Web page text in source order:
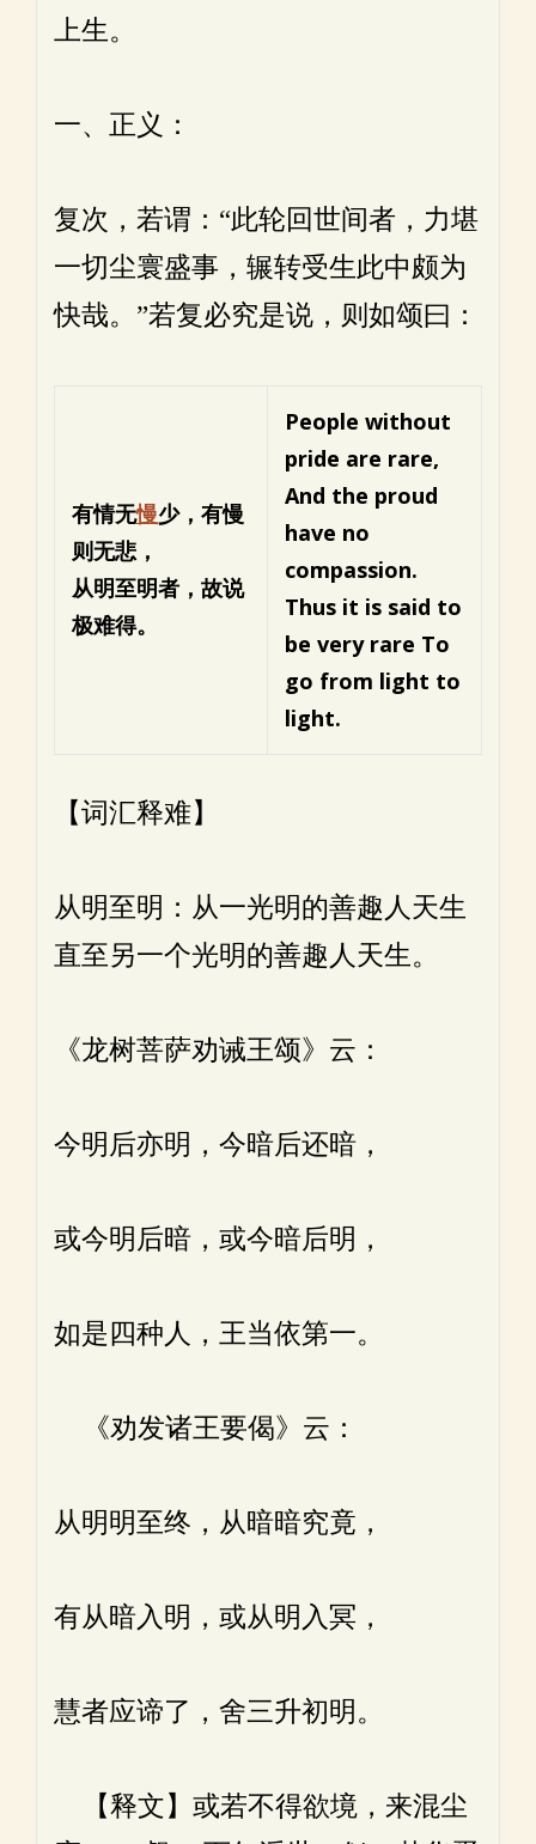
上生。
一、正义：
复次，若谓：“此轮回世间者，力堪
一切尘寰盛事，辗转受生此中颇为
快哉。”若复必究是说，则如颂曰：
有情无慢少，有慢
则无悲，
从明至明者，故说
极难得。
People without
pride are rare,
And the proud
have no
compassion.
Thus it is said to
be very rare To
go from light to
light.
【词汇释难】
从明至明：从一光明的善趣人天生
直至另一个光明的善趣人天生。
《龙树菩萨劝诫王颂》云：
今明后亦明，今暗后还暗，
或今明后暗，或今暗后明，
如是四种人，王当依第一。
《劝发诸王要偈》云：
从明明至终，从暗暗究竟，
有从暗入明，或从明入冥，
慧者应谛了，舍三升初明。
【释文】或若不得欲境，来混尘